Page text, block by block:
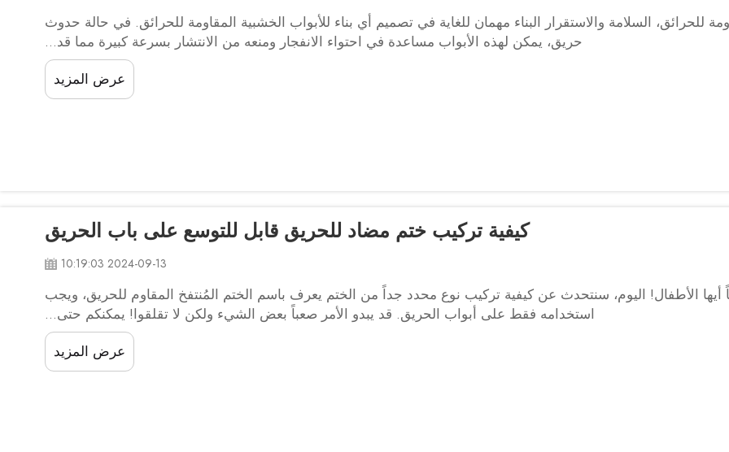
للحرائق، السلامة والاستقرار البناء مهمان للغاية في تصميم أي بناء للأبواب الخشبية المقاومة للحرائق. في حالة حدوث
حريق، يمكن لهذه الأبواب مساعدة في احتواء الانفجار ومنعه من الانتشار بسرعة كبيرة مما قد...
عرض المزيد
كيفية تركيب ختم مضاد للحريق قابل للتوسع على باب الحريق
2024-09-13 10:19:03
أيها الأطفال! اليوم، سنتحدث عن كيفية تركيب نوع محدد جداً من الختم يعرف باسم الختم المُنتفخ المقاوم للحريق، ويجب
استخدامه فقط على أبواب الحريق. قد يبدو الأمر صعباً بعض الشيء ولكن لا تقلقوا! يمكنكم حتى...
عرض المزيد